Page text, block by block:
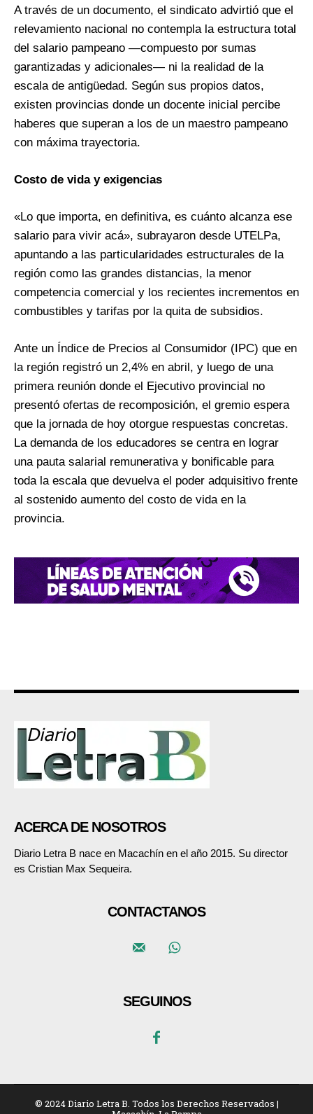
A través de un documento, el sindicato advirtió que el
relevamiento nacional no contempla la estructura total
del salario pampeano —compuesto por sumas
garantizadas y adicionales— ni la realidad de la
escala de antigüedad. Según sus propios datos,
existen provincias donde un docente inicial percibe
haberes que superan a los de un maestro pampeano
con máxima trayectoria.
Costo de vida y exigencias
«Lo que importa, en definitiva, es cuánto alcanza ese
salario para vivir acá», subrayaron desde UTELPa,
apuntando a las particularidades estructurales de la
región como las grandes distancias, la menor
competencia comercial y los recientes incrementos en
combustibles y tarifas por la quita de subsidios.
Ante un Índice de Precios al Consumidor (IPC) que en
la región registró un 2,4% en abril, y luego de una
primera reunión donde el Ejecutivo provincial no
presentó ofertas de recomposición, el gremio espera
que la jornada de hoy otorgue respuestas concretas.
La demanda de los educadores se centra en lograr
una pauta salarial remunerativa y bonificable para
toda la escala que devuelva el poder adquisitivo frente
al sostenido aumento del costo de vida en la
provincia.
ACERCA DE NOSOTROS
Diario Letra B nace en Macachín en el año 2015. Su director
es Cristian Max Sequeira.
CONTACTANOS
SEGUINOS
© 2024 Diario Letra B. Todos los Derechos Reservados |